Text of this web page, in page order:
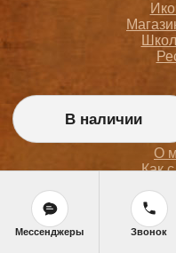
О
Как
Политика
Согласие на
Политика
В наличии
Мессенджеры Звонок